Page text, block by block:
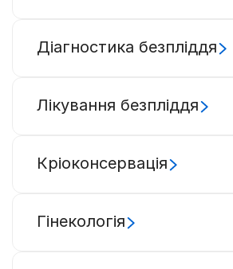
Діагностика безпліддя
Лікування безпліддя
Кріоконсервація
Гінекологія